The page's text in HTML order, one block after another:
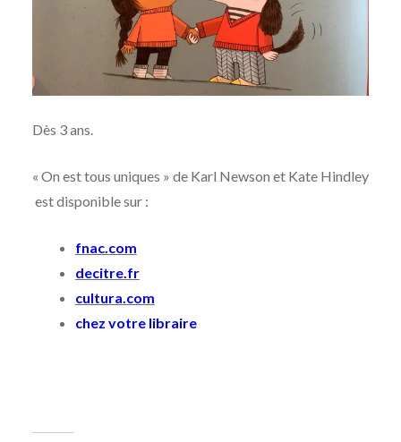
Dès 3 ans.
« On est tous uniques » de Karl Newson et Kate Hindley
est disponible sur :
fnac.com
decitre.fr
cultura.com
chez votre libraire